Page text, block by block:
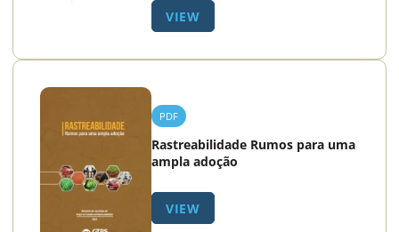
VIEW
PDF
Rastreabilidade Rumos para uma
ampla adoção
VIEW